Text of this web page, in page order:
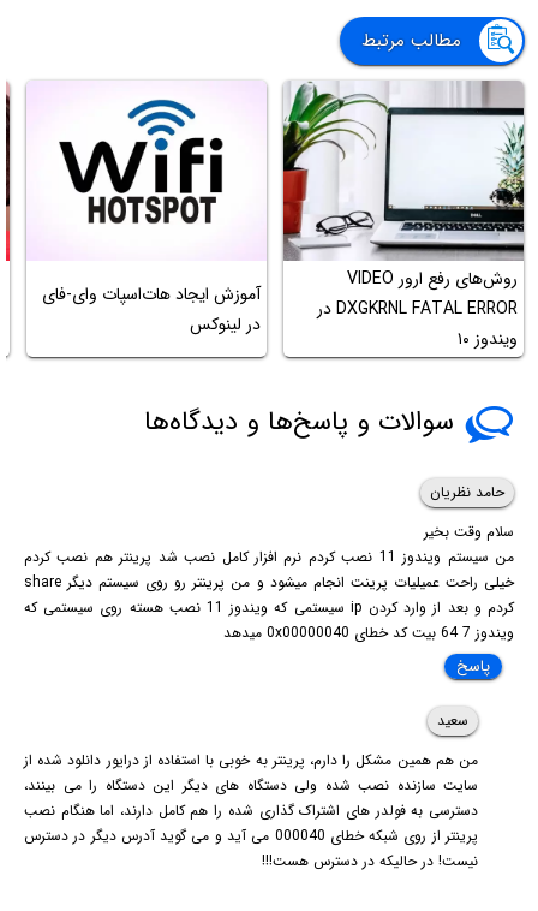
مطالب مرتبط
روش‌های رفع ارور VIDEO
DXGKRNL FATAL ERROR در
ویندوز ۱۰
آموزش ایجاد هات‌اسپات وای-فای
در لینوکس
سوالات و پاسخ‌ها و دیدگاه‌ها
حامد نظریان
سلام وقت بخیر
من سیستم ویندوز 11 نصب کردم نرم افزار کامل نصب شد پرینتر هم نصب کردم
خیلی راحت عمیلیات پرینت انجام میشود و من پرینتر رو روی سیستم دیگر share
کردم و بعد از وارد کردن ip سیستمی که ویندوز 11 نصب هسته روی سیستمی که
ویندوز 7 64 بیت کد خطای 0x00000040 میدهد
پاسخ
سعید
من هم همین مشکل را دارم، پرینتر به خوبی با استفاده از درایور دانلود شده از
سایت سازنده نصب شده ولی دستگاه های دیگر این دستگاه را می بینند،
دسترسی به فولدر های اشتراک گذاری شده را هم کامل دارند، اما هنگام نصب
پرینتر از روی شبکه خطای 000040 می آید و می گوید آدرس دیگر در دسترس
نیست! در حالیکه در دسترس هست!!!